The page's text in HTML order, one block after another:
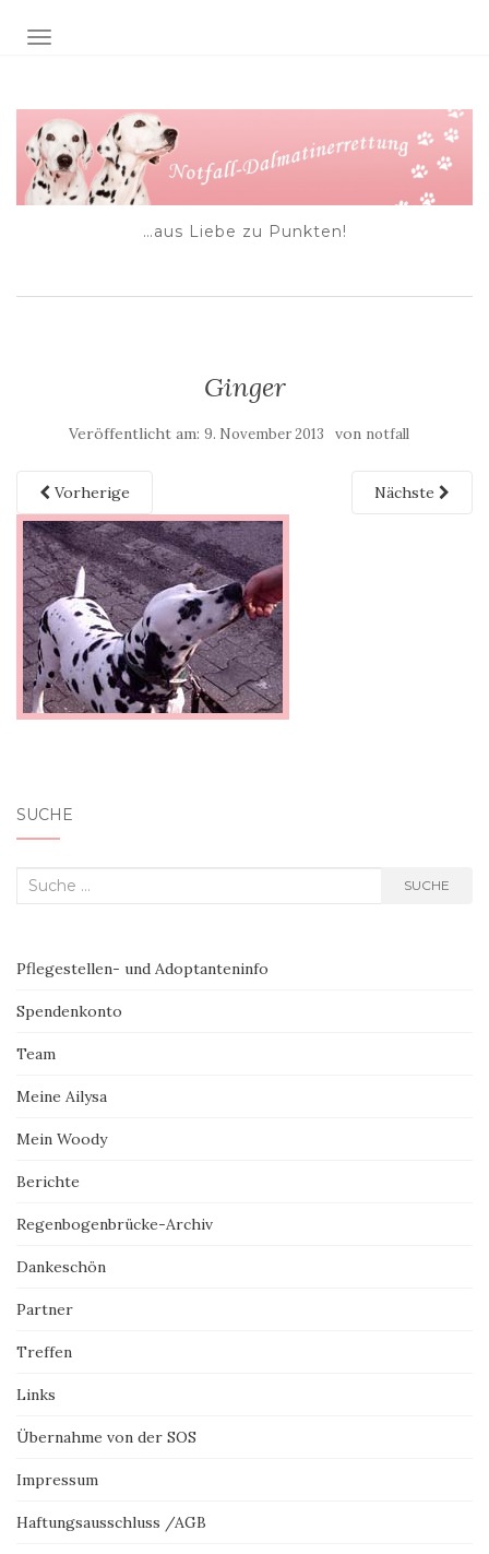
NAVIGATION EIN-/AUSSCHALTEN
…aus Liebe zu Punkten!
Ginger
Veröffentlicht am: 9. November 2013 von notfall
Vorherige Nächste
SUCHE
Suche nach: SUCHE
Pflegestellen- und Adoptanteninfo
Spendenkonto
Team
Meine Ailysa
Mein Woody
Berichte
Regenbogenbrücke-Archiv
Dankeschön
Partner
Treffen
Links
Übernahme von der SOS
Impressum
Haftungsausschluss /AGB